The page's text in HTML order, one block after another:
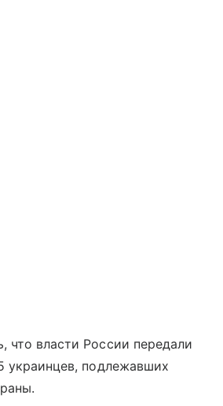
что власти России передали
украинцев, подлежавших